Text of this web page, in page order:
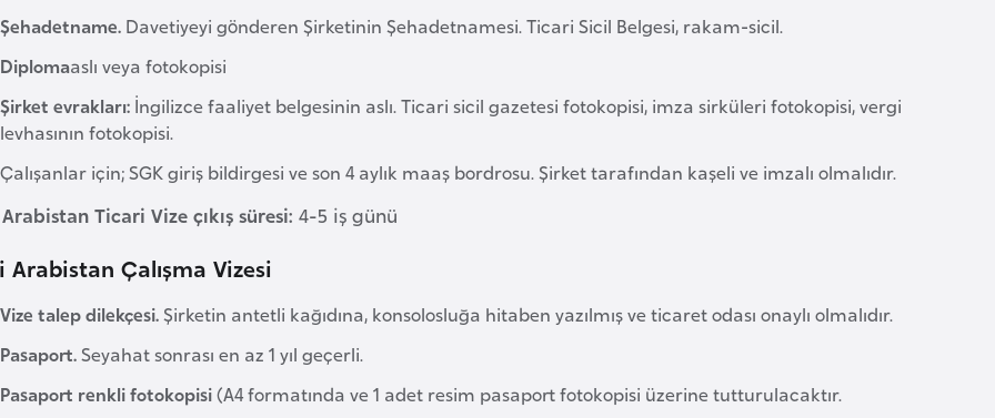
Şehadetname. Davetiyeyi gönderen Şirketinin Şehadetnamesi. Ticari Sicil Belgesi, rakam-sicil.
Diplomaaslı veya fotokopisi
Şirket evrakları: İngilizce faaliyet belgesinin aslı. Ticari sicil gazetesi fotokopisi, imza sirküleri fotokopisi, vergi
levhasının fotokopisi.
Çalışanlar için; SGK giriş bildirgesi ve son 4 aylık maaş bordrosu. Şirket tarafından kaşeli ve imzalı olmalıdır.
Ticari Vize çıkış süresi: 4-5 iş günü
Arabistan Çalışma Vizesi
Vize talep dilekçesi.Şirketin antetli kağıdına, konsolosluğa hitaben yazılmış ve ticaret odası onaylı olmalıdır.
Pasaport.Seyahat sonrası en az 1 yıl geçerli.
Pasaport renkli fotokopisi(A4 formatında ve 1 adet resim pasaport fotokopisi üzerine tutturulacaktır.